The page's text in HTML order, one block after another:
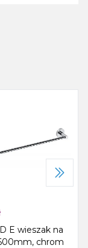
E wieszak na
chrom